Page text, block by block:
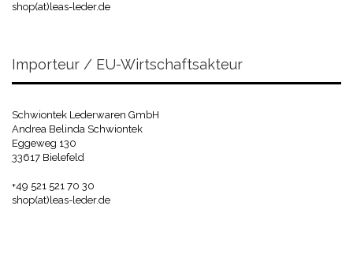
shop(at)leas-leder.de
Importeur / EU-Wirtschaftsakteur
Schwiontek Lederwaren GmbH
Andrea Belinda Schwiontek
Eggeweg 130
33617 Bielefeld
+49 521 521 70 30
shop(at)leas-leder.de